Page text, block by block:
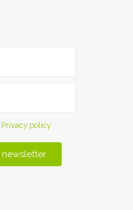
Privacy policy